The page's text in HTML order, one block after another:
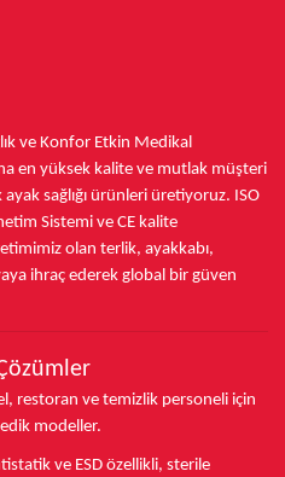
ve Konfor Etkin Medikal
en yüksek kalite ve mutlak müşteri
sağlığı ürünleri üretiyoruz. ISO
Sistemi ve CE kalite
olan terlik, ayakkabı,
ihraç ederek global bir güven
restoran ve temizlik personeli için
modeller.
ve ESD özellikli, sterile